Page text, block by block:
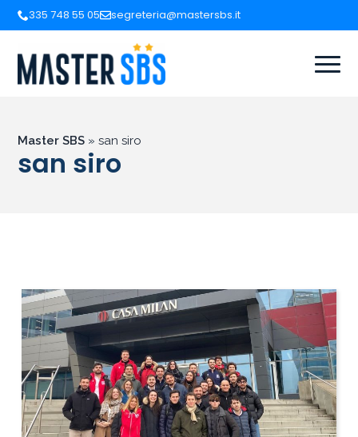
335 748 55 05 segreteria@mastersbs.it
Master SBS » san siro
san siro